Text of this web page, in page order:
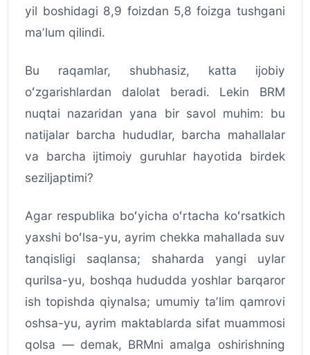
yil boshidagi 8,9 foizdan 5,8 foizga tushgani
maʼlum qilindi.
Bu raqamlar, shubhasiz, katta ijobiy
oʻzgarishlardan dalolat beradi. Lekin BRM
nuqtai nazaridan yana bir savol muhim: bu
natijalar barcha hududlar, barcha mahallalar
va barcha ijtimoiy guruhlar hayotida birdek
seziljaptimi?
Agar respublika boʻyicha oʻrtacha koʻrsatkich
yaxshi boʻlsa-yu, ayrim chekka mahallada suv
tanqisligi saqlansa; shaharda yangi uylar
qurilsa-yu, boshqa hududda yoshlar barqaror
ish topishda qiynalsa; umumiy taʼlim qamrovi
oshsa-yu, ayrim maktablarda sifat muammosi
qolsa — demak, BRMni amalga oshirishning